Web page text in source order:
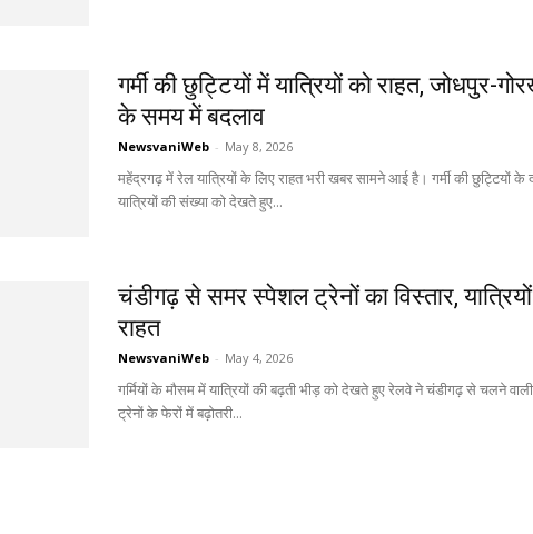
गर्मी की छुट्टियों में यात्रियों को राहत, जोधपुर-
के समय में बदलाव
NewsvaniWeb - May 8, 2026
महेंद्रगढ़ में रेल यात्रियों के लिए राहत भरी खबर सामने आई है। गर्मी की छुट्टियों के
यात्रियों की संख्या को देखते हुए...
चंडीगढ़ से समर स्पेशल ट्रेनों का विस्तार,
राहत
NewsvaniWeb - May 4, 2026
गर्मियों के मौसम में यात्रियों की बढ़ती भीड़ को देखते हुए रेलवे ने चंडीगढ़ से चलने
ट्रेनों के फेरों में बढ़ोतरी...